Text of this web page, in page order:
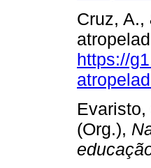
Cruz, A.,
https://
(Org.),